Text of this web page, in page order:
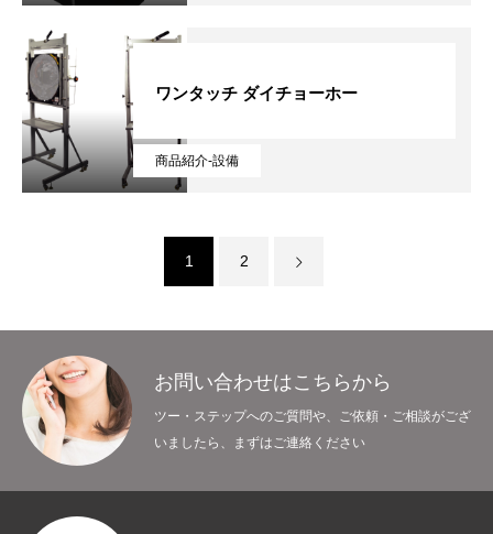
商品紹介-設備
ワンタッチ ダイチョーホー
1 2
お問い合わせはこちらから
ツー・ステップへのご質問や、ご依頼・ご相談がござ
いましたら、まずはご連絡ください